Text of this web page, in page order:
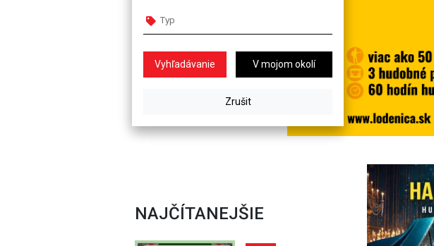
V mojom okolí
NAJČÍTANEJŠIE